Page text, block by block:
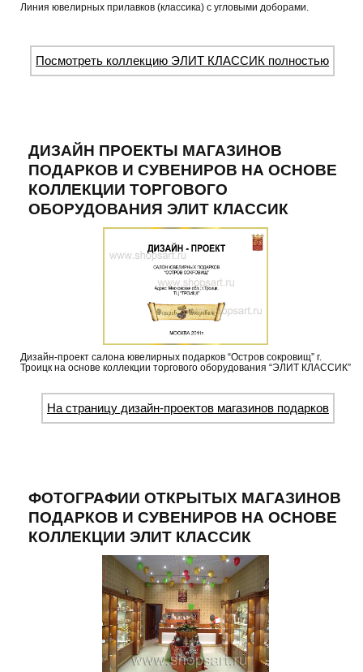
Линия ювелирных прилавков (классика) с угловыми доборами.
Посмотреть коллекцию ЭЛИТ КЛАССИК полностью
ДИЗАЙН ПРОЕКТЫ МАГАЗИНОВ
ПОДАРКОВ И СУВЕНИРОВ НА ОСНОВЕ
КОЛЛЕКЦИИ ТОРГОВОГО
ОБОРУДОВАНИЯ ЭЛИТ КЛАССИК
Дизайн-проект салона ювелирных подарков “Остров сокровищ” г.
Троицк на основе коллекции торгового оборудования “ЭЛИТ КЛАССИК”
На страницу дизайн-проектов магазинов подарков
ФОТОГРАФИИ ОТКРЫТЫХ МАГАЗИНОВ
ПОДАРКОВ И СУВЕНИРОВ НА ОСНОВЕ
КОЛЛЕКЦИИ ЭЛИТ КЛАССИК